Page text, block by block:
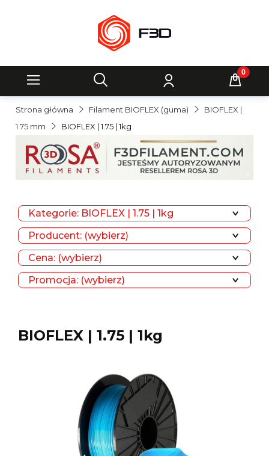
Strona główna Filament BIOFLEX (guma)
BIOFLEX |
1.75 mm
BIOFLEX | 1.75 | 1kg
Kategorie: BIOFLEX | 1.75 | 1kg
Producent: (wybierz)
Cena: (wybierz)
Promocja: (wybierz)
BIOFLEX | 1.75 | 1kg